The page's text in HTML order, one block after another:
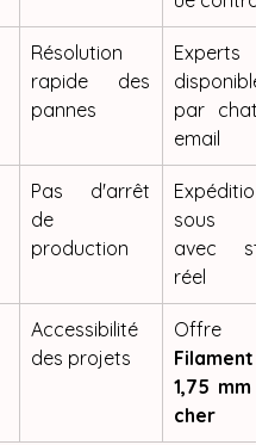
Résolution
rapide des
pannes
Experts
par chat
email
Pas d'arrêt
de
production
Expédition
sous
avec
réel
Accessibilité
des projets
Filament
1,75 mm
cher